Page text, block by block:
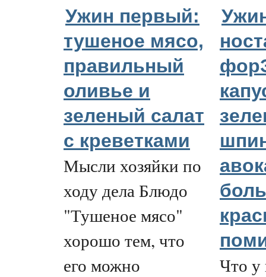
Ужин первый:
тушеное мясо,
правильный
оливье и
зеленый салат
с креветками
Мысли хозяйки по
ходу дела Блюдо
"Тушеное мясо"
хорошо тем, что
его можно
Что у